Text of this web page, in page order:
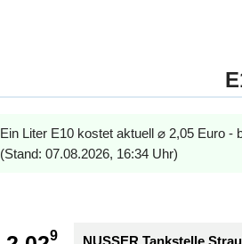
Ein Liter E10 kostet aktuell ⌀ 2,05 Euro -
(Stand: 07.08.2026, 16:34 Uhr)
9